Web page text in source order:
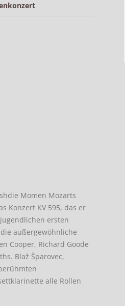
Momen Mozarts
Konzert KV 595, das er
ersten
außergewöhnliche
Cooper, Richard Goode
Blaž Šparovec,
alle Rollen